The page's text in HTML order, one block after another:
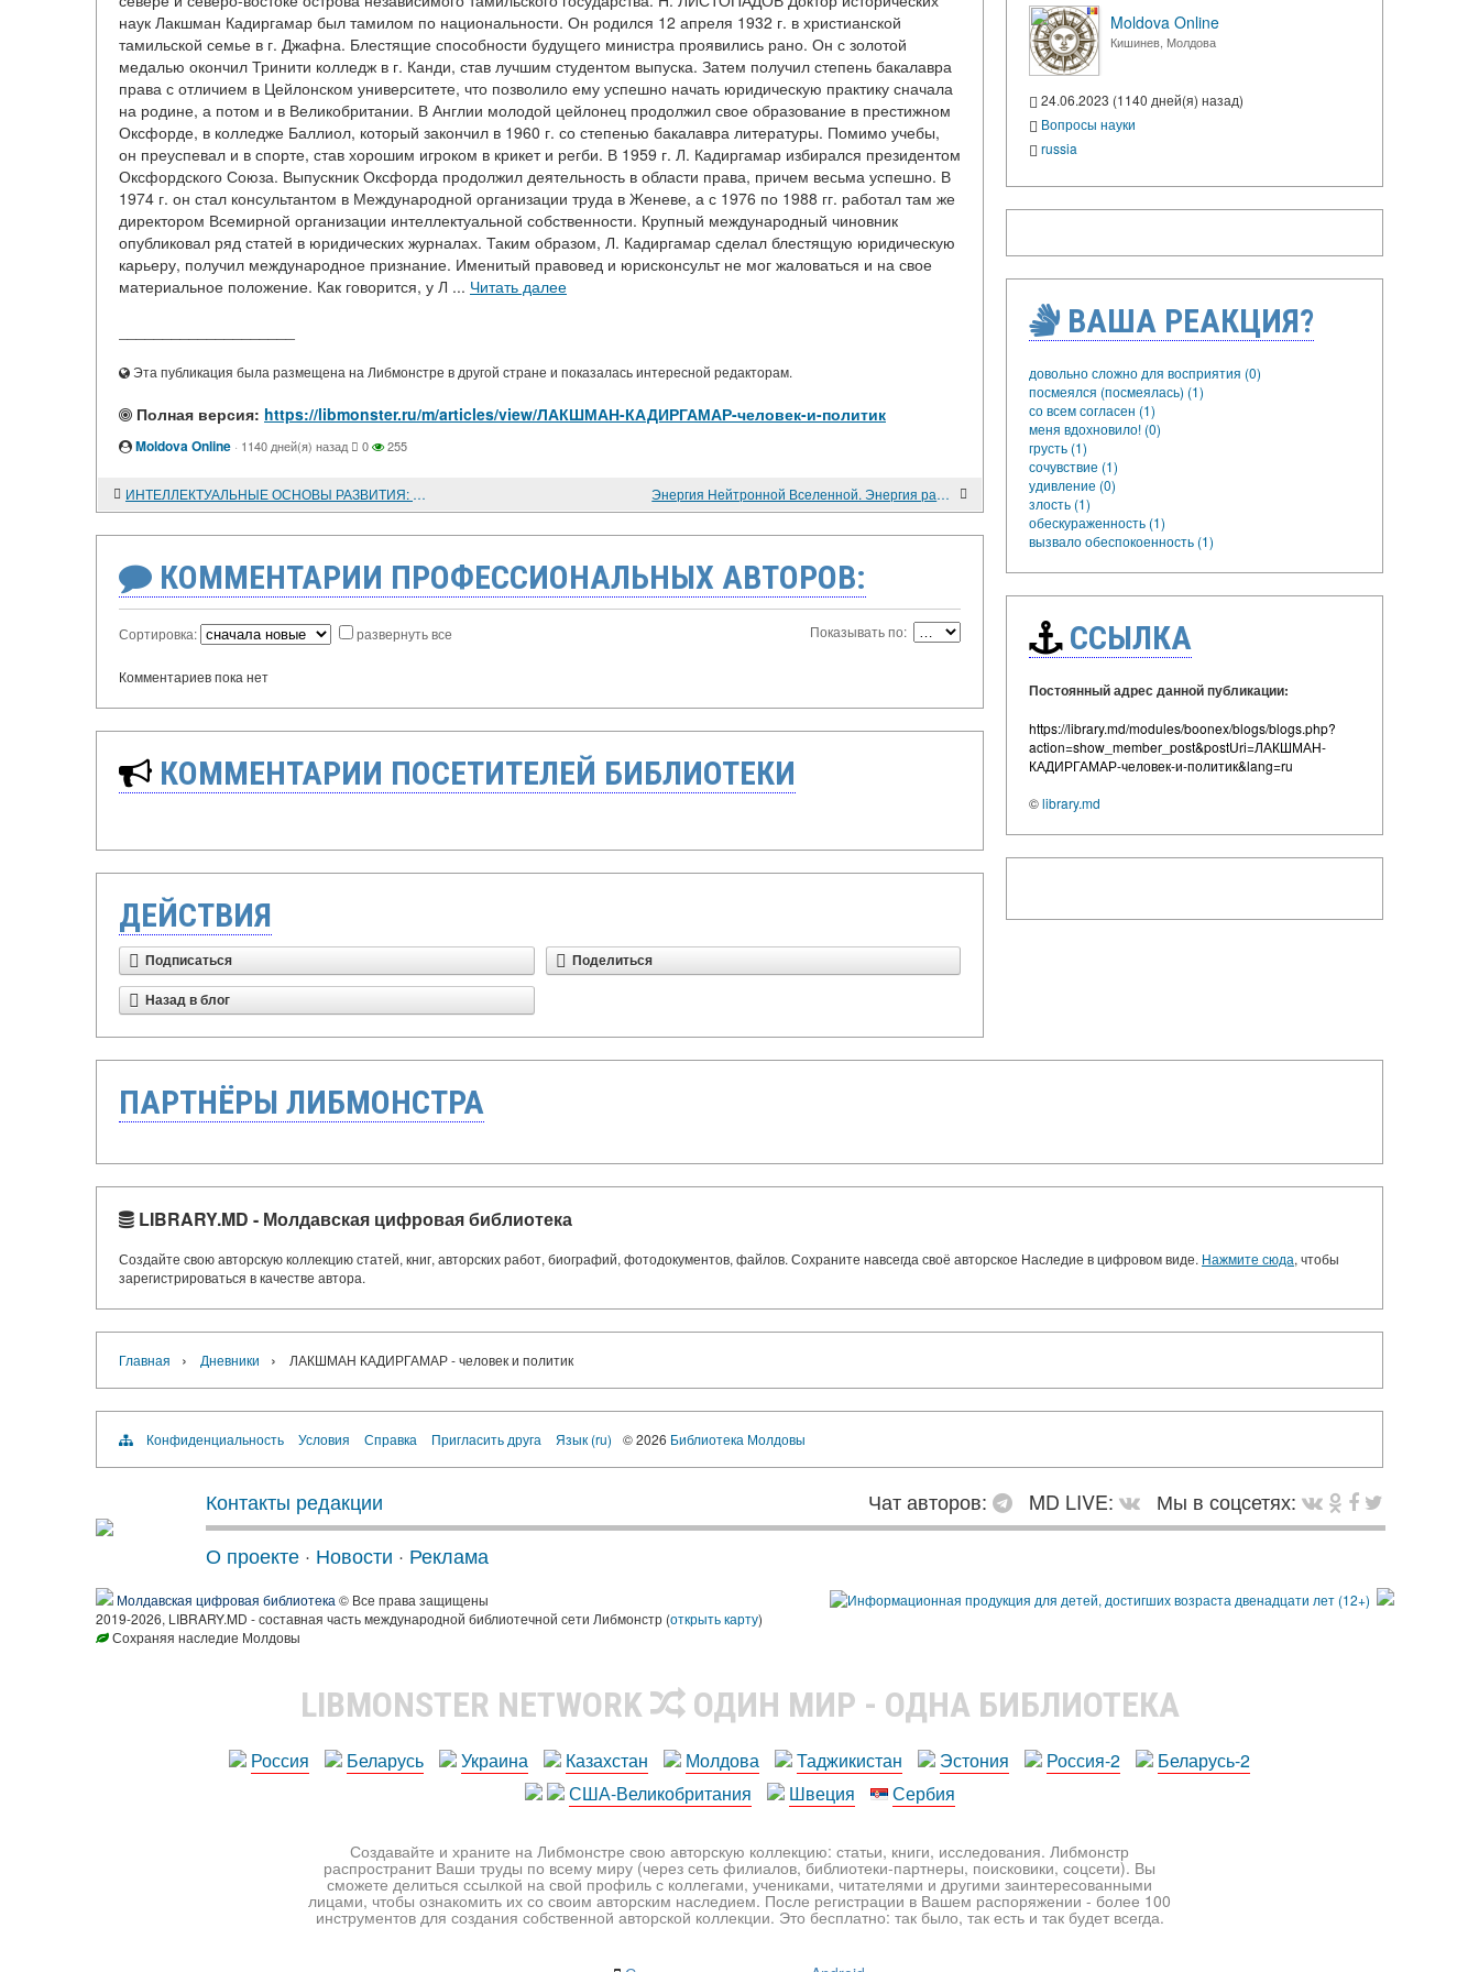
наук Лакшман Кадиргамар был тамилом по национальности. Он родился 12 апреля 1932 г. в христианской
тамильской семье в г. Джафна. Блестящие способности будущего министра проявились рано. Он с золотой
медалью окончил Тринити колледж в г. Канди, став лучшим студентом выпуска. Затем получил степень бакалавра
права с отличием в Цейлонском университете, что позволило ему успешно начать юридическую практику сначала
на родине, а потом и в Великобритании. В Англии молодой цейлонец продолжил свое образование в престижном
Оксфорде, в колледже Баллиол, который закончил в 1960 г. со степенью бакалавра литературы. Помимо учебы,
он преуспевал и в спорте, став хорошим игроком в крикет и регби. В 1959 г. Л. Кадиргамар избирался президентом
Оксфордского Союза. Выпускник Оксфорда продолжил деятельность в области права, причем весьма успешно. В
1974 г. он стал консультантом в Международной организации труда в Женеве, а с 1976 по 1988 гг. работал там же
директором Всемирной организации интеллектуальной собственности. Крупный международный чиновник
опубликовал ряд статей в юридических журналах. Таким образом, Л. Кадиргамар сделал блестящую юридическую
карьеру, получил международное признание. Именитый правовед и юрисконсульт не мог жаловаться и на свое
материальное положение. Как говорится, у Л ... Читать далее
Эта публикация была размещена на Либмонстре в другой стране и показалась интересной редакторам.
Полная версия: https://libmonster.ru/m/articles/view/ЛАКШМАН-КАДИРГАМАР-человек-и-политик
Moldova Online · 1140 дней(я) назад 0 255
ИНТЕЛЛЕКТУАЛЬНЫЕ ОСНОВЫ РАЗВИТИЯ: ПОВЕСТКА ДНЯ ДЛЯ СУБСАХАРСКОЙ АФРИКИ Энергия Нейтронной Вселенной. Энергия расширения Вселенной.
КОММЕНТАРИИ ПРОФЕССИОНАЛЬНЫХ АВТОРОВ:
Сортировка: развернуть все Показывать по:
Комментариев пока нет
КОММЕНТАРИИ ПОСЕТИТЕЛЕЙ БИБЛИОТЕКИ
ДЕЙСТВИЯ
Подписаться Поделиться
Назад в блог
Moldova Online
Кишинев, Молдова
24.06.2023 (1140 дней(я) назад)
Вопросы науки
russia
ВАША РЕАКЦИЯ?
довольно сложно для восприятия (0)
посмеялся (посмеялась) (1)
со всем согласен (1)
меня вдохновило! (0)
грусть (1)
сочувствие (1)
удивление (0)
злость (1)
обескураженность (1)
вызвало обеспокоенность (1)
ССЫЛКА
Постоянный адрес данной публикации:
https://library.md/modules/boonex/blogs/blogs.php?
action=show_member_post&postUri=ЛАКШМАН-
КАДИРГАМАР-человек-и-политик&lang=ru
©library.md
ПАРТНЁРЫ ЛИБМОНСТРА
LIBRARY.MD - Молдавская цифровая библиотека
Создайте свою авторскую коллекцию статей, книг, авторских работ, биографий, фотодокументов, файлов. Сохраните навсегда своё авторское Наследие в цифровом виде. Нажмите сюда, чтобы
зарегистрироваться в качестве автора.
Главная › Дневники › ЛАКШМАН КАДИРГАМАР - человек и политик
Конфиденциальность Условия Справка Пригласить друга Язык (ru) © 2026 Библиотека Молдовы
Контакты редакции Чат авторов: MD LIVE:
Мы в соцсетях:
О проекте · Новости · Реклама
Молдавская цифровая библиотека © Все права защищены
2019-2026, LIBRARY.MD - составная часть международной библиотечной сети Либмонстр (открыть карту)
Сохраняя наследие Молдовы
LIBMONSTER NETWORK ОДИН МИР - ОДНА БИБЛИОТЕКА
Россия Беларусь Украина Казахстан Молдова Таджикистан Эстония Россия-2
Беларусь-2
США-Великобритания
Швеция Сербия
Создавайте и храните на Либмонстре свою авторскую коллекцию: статьи, книги, исследования. Либмонстр
распространит Ваши труды по всему миру (через сеть филиалов, библиотеки-партнеры, поисковики, соцсети). Вы
сможете делиться ссылкой на свой профиль с коллегами, учениками, читателями и другими заинтересованными
лицами, чтобы ознакомить их со своим авторским наследием. После регистрации в Вашем распоряжении - более 100
инструментов для создания собственной авторской коллекции. Это бесплатно: так было, так есть и так будет всегда.